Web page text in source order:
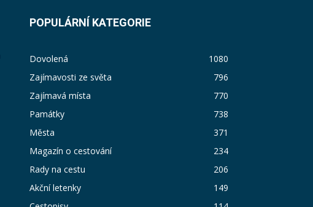
POPULÁRNÍ KATEGORIE
Dovolená
1080
Zajímavosti ze světa
796
Zajímavá místa
770
Památky
738
Města
371
Magazín o cestování
234
Rady na cestu
206
Akční letenky
149